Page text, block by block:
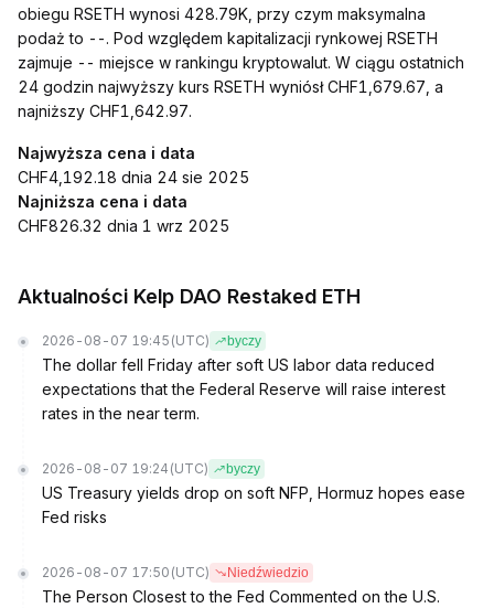
obiegu RSETH wynosi 428.79K, przy czym maksymalna
podaż to --. Pod względem kapitalizacji rynkowej RSETH
zajmuje -- miejsce w rankingu kryptowalut. W ciągu ostatnich
24 godzin najwyższy kurs RSETH wyniósł CHF1,679.67, a
najniższy CHF1,642.97.
Najwyższa cena i data
CHF4,192.18 dnia 24 sie 2025
Najniższa cena i data
CHF826.32 dnia 1 wrz 2025
Aktualności Kelp DAO Restaked ETH
2026-08-07 19:45 (UTC) byczy
The dollar fell Friday after soft US labor data reduced
expectations that the Federal Reserve will raise interest
rates in the near term.
2026-08-07 19:24 (UTC) byczy
US Treasury yields drop on soft NFP, Hormuz hopes ease
Fed risks
2026-08-07 17:50 (UTC) Niedźwiedzio
The Person Closest to the Fed Commented on the U.S.